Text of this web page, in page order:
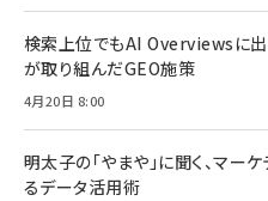
検索上位でもAI Overviewsに
が取り組んだGEO施策
4月20日 8:00
明太子の「やまや」に聞く、マー
るデータ活用術